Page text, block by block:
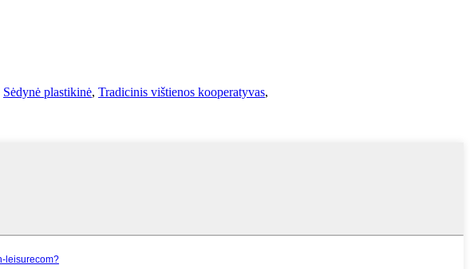
Sėdynė plastikinė, Tradicinis vištienos kooperatyvas,